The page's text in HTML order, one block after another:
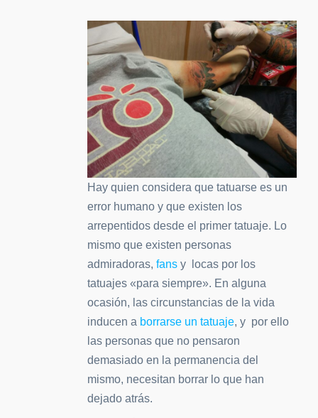
Hay quien considera que tatuarse es un
error humano y que existen los
arrepentidos desde el primer tatuaje. Lo
mismo que existen personas
admiradoras,fans y locas por los
tatuajes «para siempre». En alguna
ocasión, las circunstancias de la vida
inducen a borrarse un tatuaje, y por ello
las personas que no pensaron
demasiado en la permanencia del
mismo, necesitan borrar lo que han
dejado atrás.